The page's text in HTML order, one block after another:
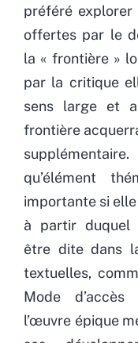
préféré explorer
offertes par le
la « frontière »
par la critique
sens large et
frontière
qu’élément
importante si
à partir duquel
être dite dans
textuelles,
Mode
l’œuvre épique